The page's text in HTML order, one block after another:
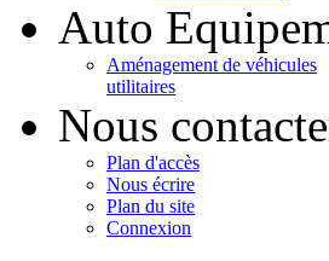
Auto
Aménagement de véhicules
utilitaires
Nous
Plan d'accès
Nous écrire
Plan du site
Connexion